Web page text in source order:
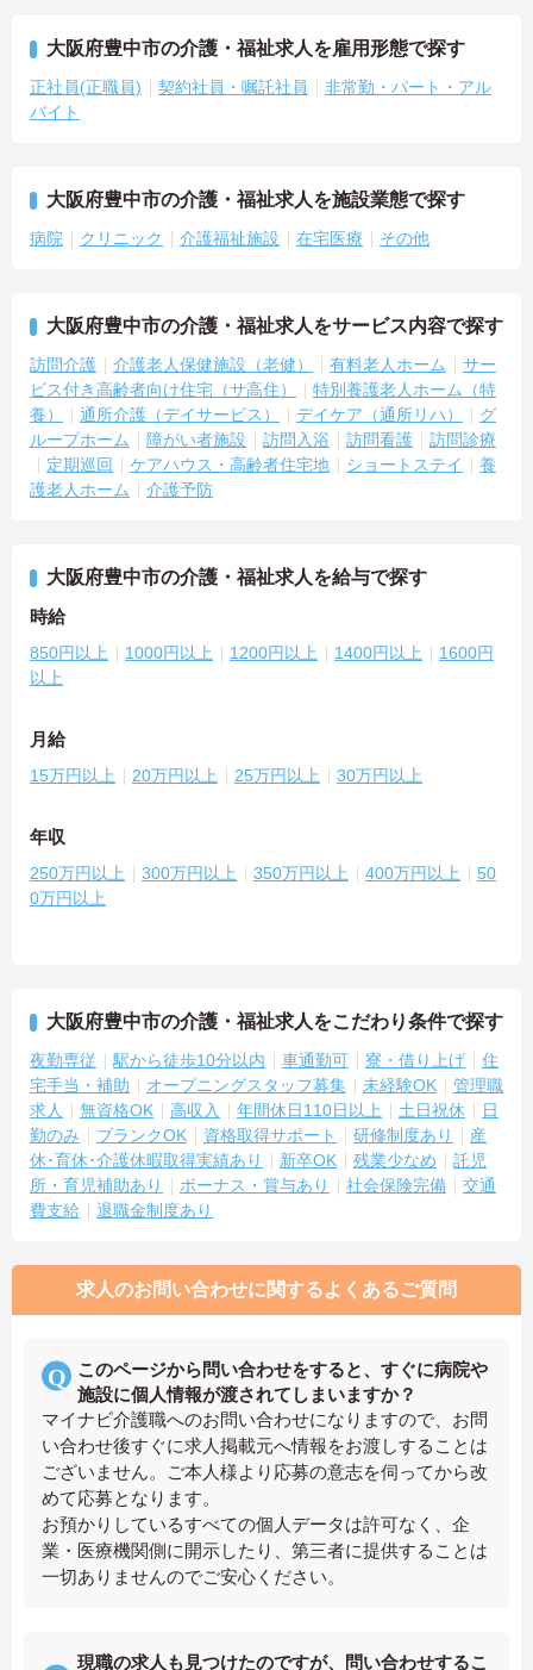
大阪府豊中市の介護・福祉求人を雇用形態で探す
正社員(正職員) 契約社員・嘱託社員
非常勤・パート・アル
バイト
大阪府豊中市の介護・福祉求人を施設業態で探す
病院 クリニック 介護福祉施設 在宅医療 その他
大阪府豊中市の介護・福祉求人をサービス内容で探す
訪問介護 介護老人保健施設（老健） 有料老人ホーム
サー
ビス付き高齢者向け住宅（サ高住）
特別養護老人ホーム（特
養）
通所介護（デイサービス） デイケア（通所リハ）
グ
ループホーム
障がい者施設 訪問入浴 訪問看護
訪問診療
定期巡回
ケアハウス・高齢者住宅地 ショートステイ
養
護老人ホーム
介護予防
大阪府豊中市の介護・福祉求人を給与で探す
時給
850円以上 1000円以上 1200円以上 1400円以上
1600円
以上
月給
15万円以上 20万円以上 25万円以上 30万円以上
年収
250万円以上 300万円以上 350万円以上 400万円以上
50
0万円以上
大阪府豊中市の介護・福祉求人をこだわり条件で探す
夜勤専従 駅から徒歩10分以内 車通勤可 寮・借り上げ
住
宅手当・補助
オープニングスタッフ募集 未経験OK
管理職
求人
無資格OK 高収入 年間休日110日以上 土日祝休
日
勤のみ
ブランクOK 資格取得サポート 研修制度あり
産
休･育休･介護休暇取得実績あり
新卒OK 残業少なめ
託児
所・育児補助あり
ボーナス・賞与あり 社会保険完備
交通
費支給
退職金制度あり
求人のお問い合わせに関するよくあるご質問
このページから問い合わせをすると、すぐに病院や
施設に個人情報が渡されてしまいますか？
マイナビ介護職へのお問い合わせになりますので、お問
い合わせ後すぐに求人掲載元へ情報をお渡しすることは
ございません。ご本人様より応募の意志を伺ってから改
めて応募となります。
お預かりしているすべての個人データは許可なく、企
業・医療機関側に開示したり、第三者に提供することは
一切ありませんのでご安心ください。
現職の求人も見つけたのですが、問い合わせするこ